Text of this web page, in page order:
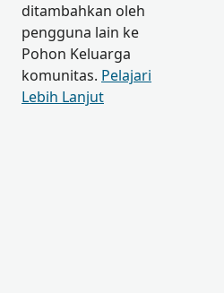
ditambahkan oleh
pengguna lain ke
Pohon Keluarga
komunitas. Pelajari
Lebih Lanjut